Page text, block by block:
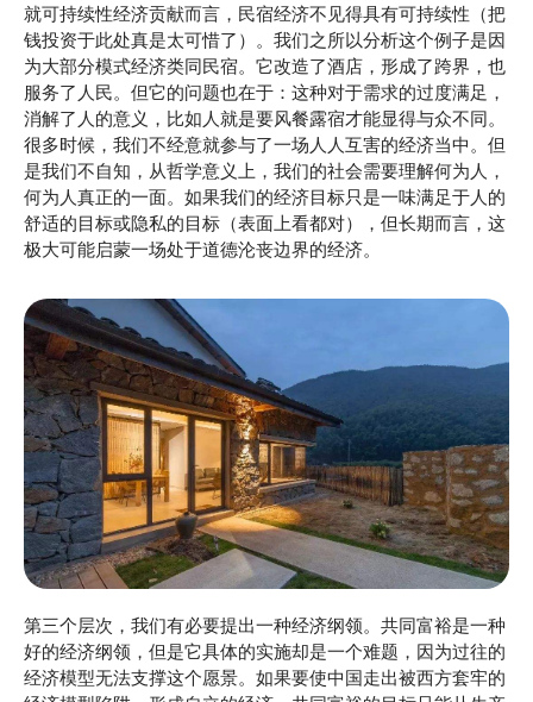
就可持续性经济贡献而言，民宿经济不见得具有可持续性（把
钱投资于此处真是太可惜了）。我们之所以分析这个例子是因
为大部分模式经济类同民宿。它改造了酒店，形成了跨界，也
服务了人民。但它的问题也在于：这种对于需求的过度满足，
消解了人的意义，比如人就是要风餐露宿才能显得与众不同。
很多时候，我们不经意就参与了一场人人互害的经济当中。但
是我们不自知，从哲学意义上，我们的社会需要理解何为人，
何为人真正的一面。如果我们的经济目标只是一味满足于人的
舒适的目标或隐私的目标（表面上看都对），但长期而言，这
极大可能启蒙一场处于道德沦丧边界的经济。
第三个层次，我们有必要提出一种经济纲领。共同富裕是一种
好的经济纲领，但是它具体的实施却是一个难题，因为过往的
经济模型无法支撑这个愿景。如果要使中国走出被西方套牢的